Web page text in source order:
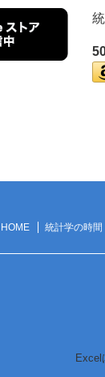
HOME 統計学の時間
Excel